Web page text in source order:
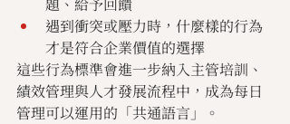
遇到衝突或壓力時，什麼樣的行為
才是符合企業價值的選擇
這些行為標準會進一步納入主管培訓、
績效管理與人才發展流程中，成為每日
管理可以運用的「共通語言」。